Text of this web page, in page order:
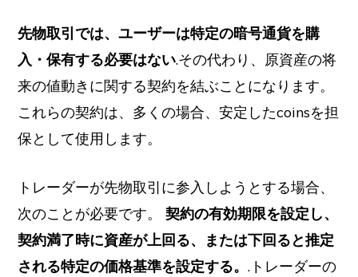
先物取引では、ユーザーは特定の暗号通貨を購
入・保有する必要はない.その代わり、原資産の将
来の値動きに関する契約を結ぶことになります。
これらの契約は、多くの場合、安定したcoinsを担
保として使用します。
トレーダーが先物取引に参入しようとする場合、
次のことが必要です。
契約の有効期限を設定し、
契約満了時に資産が上回る、または下回ると推定
される特定の価格基準を設定する。.トレーダーの